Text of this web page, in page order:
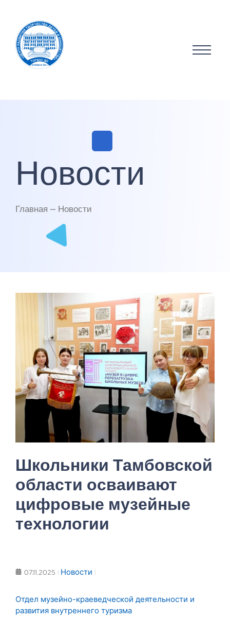
Новости
Главная — Новости
Школьники Тамбовской
области осваивают
цифровые музейные
технологии
07.11.2025 Новости
Отдел музейно-краеведческой деятельности и
развития внутреннего туризма